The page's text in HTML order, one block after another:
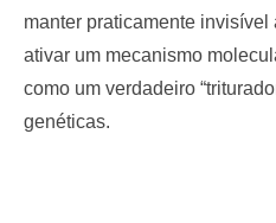
manter praticamente
ativar um mecanismo
como um verdadeiro
genéticas.